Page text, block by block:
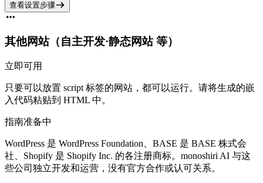
查看设置步骤
其他网站（自主开发·静态网站 等）
立即可用
只要可以放置 script 标签的网站，都可以运行。请将生成的嵌
入代码粘贴到 HTML 中。
指南准备中
WordPress 是 WordPress Foundation、BASE 是 BASE 株式会
社、Shopify 是 Shopify Inc. 的各注册商标。monoshiri AI 与这
些公司独立开发和运营，没有官方合作或认可关系。